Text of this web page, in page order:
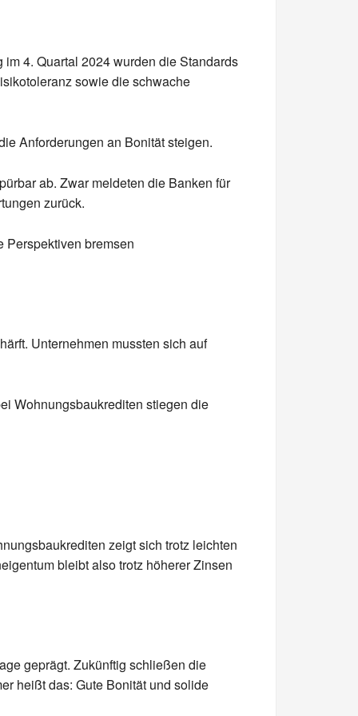
4. Quartal 2024 wurden die Standards
sowie die schwache
Anforderungen an Bonität steigen.
ab. Zwar meldeten die Banken für
zurück.
Perspektiven bremsen
Unternehmen mussten sich auf
Wohnungsbaukrediten stiegen die
zeigt sich trotz leichten
bleibt also trotz höherer Zinsen
geprägt. Zukünftig schließen die
heißt das: Gute Bonität und solide